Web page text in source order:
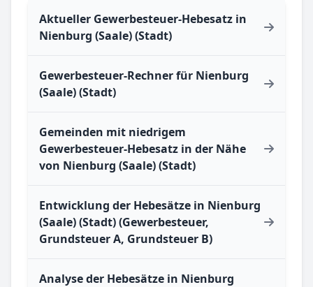
Aktueller Gewerbesteuer-Hebesatz in
Nienburg (Saale) (Stadt)
Gewerbesteuer-Rechner für Nienburg
(Saale) (Stadt)
Gemeinden mit niedrigem
Gewerbesteuer-Hebesatz in der Nähe
von Nienburg (Saale) (Stadt)
Entwicklung der Hebesätze in Nienburg
(Saale) (Stadt) (Gewerbesteuer,
Grundsteuer A, Grundsteuer B)
Analyse der Hebesätze in Nienburg